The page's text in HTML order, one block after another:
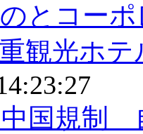
のとコー
観光ホ
中国規制